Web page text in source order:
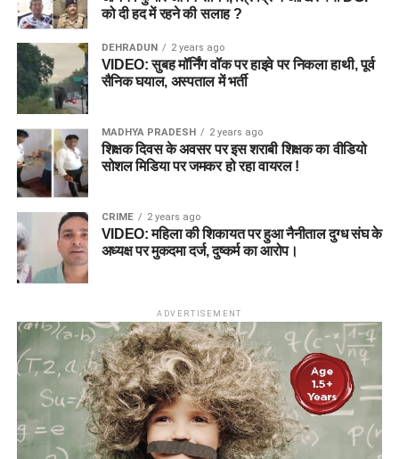
को दी हद में रहने की सलाह ?
DEHRADUN 2 years ago
VIDEO: सुबह मॉर्निंग वॉक पर हाइवे पर निकला हाथी, पूर्व
सैनिक घयाल, अस्पताल में भर्ती
MADHYA PRADESH 2 years ago
शिक्षक दिवस के अवसर पर इस शराबी शिक्षक का वीडियो
सोशल मिडिया पर जमकर हो रहा वायरल !
CRIME 2 years ago
VIDEO: महिला की शिकायत पर हुआ नैनीताल दुग्ध संघ के
अध्यक्ष पर मुकदमा दर्ज, दुष्कर्म का आरोप।
ADVERTISEMENT